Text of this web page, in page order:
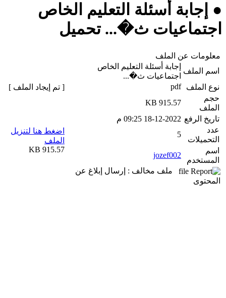
● إجابة أسئلة التعليم الخاص
اجتماعيات ث�... تحميل
معلومات عن الملف
اسم الملف
إجابة أسئلة التعليم الخاص
اجتماعيات ث�...
نوع الملف
pdf
حجم
الملف
915.57 KB
تاريخ الرفع 18-12-2022 09:25 م
عدد
التحميلات
5
اسم
المستخدم
jozef002
ملف مخالف : إرسال إبلاغ عن
المحتوى
[ تم إيجاد الملف ]
اضغط هنا لتنزيل
الملف
915.57 KB